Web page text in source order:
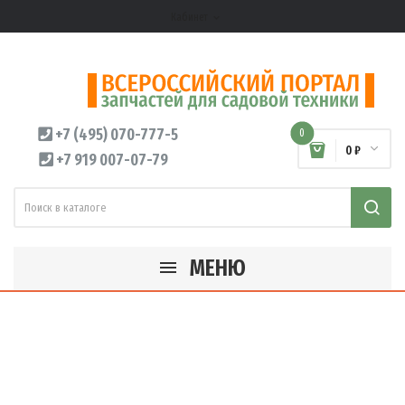
+7 (495) 070-777-5
+7 919 007-07-79
0
0 ₽
МЕНЮ